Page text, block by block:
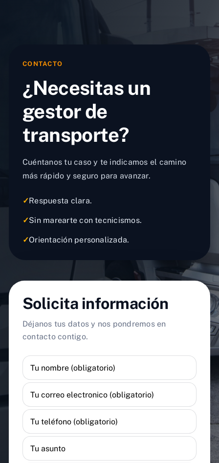
CONTACTO
¿Necesitas un
gestor de
transporte?
Cuéntanos tu caso y te indicamos el camino
más rápido y seguro para avanzar.
✓Respuesta clara.
✓Sin marearte con tecnicismos.
✓Orientación personalizada.
Solicita información
Déjanos tus datos y nos pondremos en
contacto contigo.